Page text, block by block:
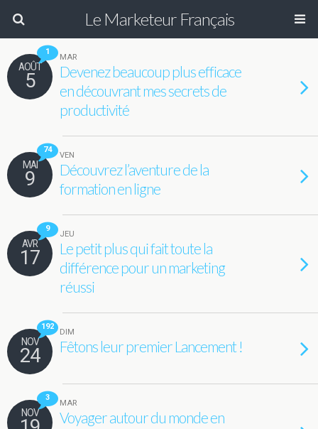
Le Marketeur Français
1
AOÛT
5
MAR
Devenez beaucoup plus efficace
en découvrant mes secrets de
productivité
74
MAI
9
VEN
Découvrez l’aventure de la
formation en ligne
9
AVR
17
JEU
Le petit plus qui fait toute la
différence pour un marketing
réussi
192
NOV
24
DIM
Fêtons leur premier Lancement !
3
NOV
MAR
Voyager autour du monde en